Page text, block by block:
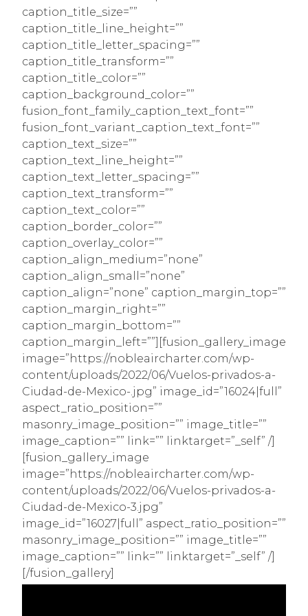
caption_title_size=””
caption_title_line_height=””
caption_title_letter_spacing=””
caption_title_transform=””
caption_title_color=””
caption_background_color=””
fusion_font_family_caption_text_font=””
fusion_font_variant_caption_text_font=””
caption_text_size=””
caption_text_line_height=””
caption_text_letter_spacing=””
caption_text_transform=””
caption_text_color=””
caption_border_color=””
caption_overlay_color=””
caption_align_medium=”none”
caption_align_small=”none”
caption_align=”none” caption_margin_top=””
caption_margin_right=””
caption_margin_bottom=””
caption_margin_left=””][fusion_gallery_image
image=”https://nobleaircharter.com/wp-
content/uploads/2022/06/Vuelos-privados-a-
Ciudad-de-Mexico-.jpg” image_id=”16024|full”
aspect_ratio_position=””
masonry_image_position=”” image_title=””
image_caption=”” link=”” linktarget=”_self” /]
[fusion_gallery_image
image=”https://nobleaircharter.com/wp-
content/uploads/2022/06/Vuelos-privados-a-
Ciudad-de-Mexico-3.jpg”
image_id=”16027|full” aspect_ratio_position=””
masonry_image_position=”” image_title=””
image_caption=”” link=”” linktarget=”_self” /]
[/fusion_gallery]